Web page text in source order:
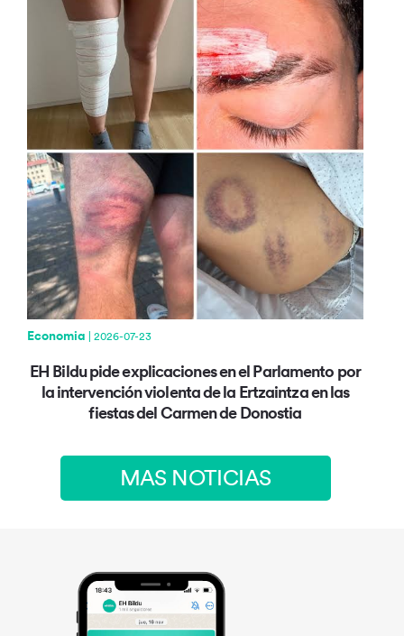
Economia | 2026-07-23
EH Bildu pide explicaciones en el Parlamento por
la intervención violenta de la Ertzaintza en las
fiestas del Carmen de Donostia
MAS NOTICIAS